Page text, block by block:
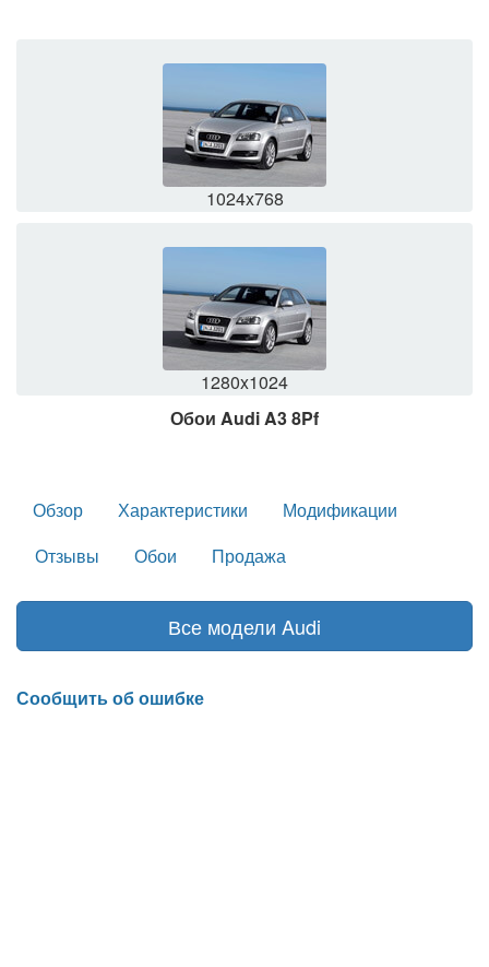
1024x768
1280x1024
Обои Audi A3 8Pf
Обзор Характеристики
Модификации
Отзывы
Обои Продажа
Все модели Audi
Сообщить об ошибке